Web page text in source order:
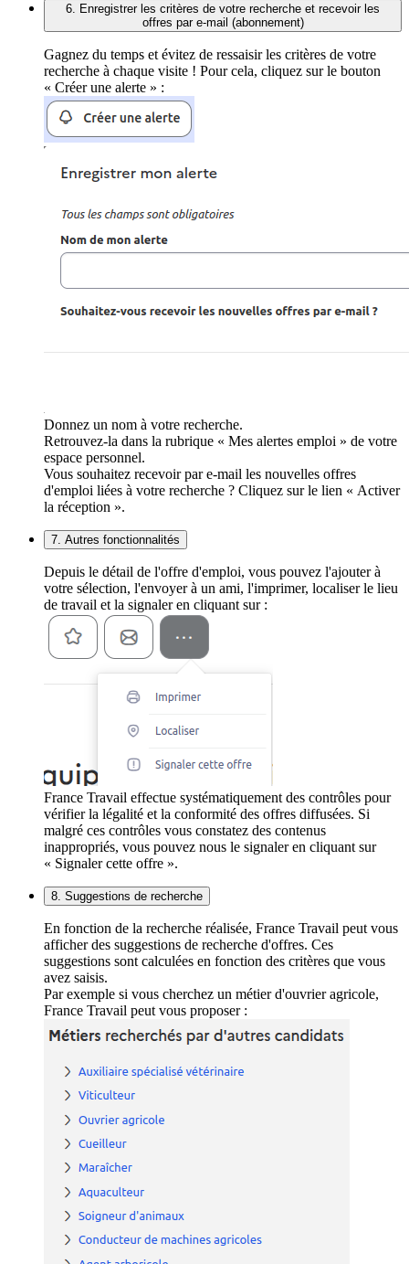
6. Enregistrer les critères de votre recherche et recevoir les
offres par e-mail (abonnement)
Gagnez du temps et évitez de ressaisir les critères de votre
recherche à chaque visite ! Pour cela, cliquez sur le bouton
« Créer une alerte » :
Donnez un nom à votre recherche.
Retrouvez-la dans la rubrique « Mes alertes emploi » de votre
espace personnel.
Vous souhaitez recevoir par e-mail les nouvelles offres
d'emploi liées à votre recherche ? Cliquez sur le lien « Activer
la réception ».
7. Autres fonctionnalités
Depuis le détail de l'offre d'emploi, vous pouvez l'ajouter à
votre sélection, l'envoyer à un ami, l'imprimer, localiser le lieu
de travail et la signaler en cliquant sur :
France Travail effectue systématiquement des contrôles pour
vérifier la légalité et la conformité des offres diffusées. Si
malgré ces contrôles vous constatez des contenus
inappropriés, vous pouvez nous le signaler en cliquant sur
« Signaler cette offre ».
8. Suggestions de recherche
En fonction de la recherche réalisée, France Travail peut vous
afficher des suggestions de recherche d'offres. Ces
suggestions sont calculées en fonction des critères que vous
avez saisis.
Par exemple si vous cherchez un métier d'ouvrier agricole,
France Travail peut vous proposer :